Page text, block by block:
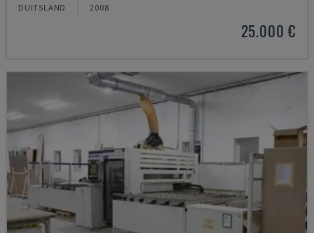
DUITSLAND 2008
25.000 €